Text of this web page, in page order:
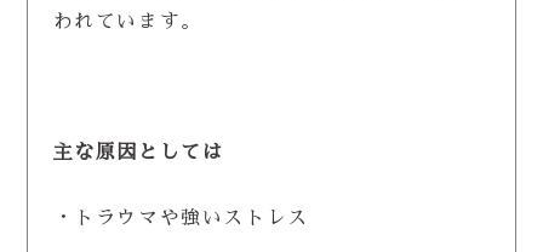
われています。
主な原因としては
・トラウマや強いストレス